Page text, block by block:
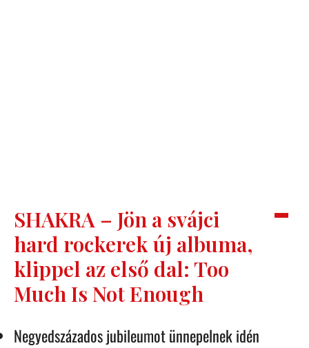
SHAKRA – Jön a svájci
hard rockerek új albuma,
klippel az első dal: Too
Much Is Not Enough
Negyedszázados jubileumot ünnepelnek idén